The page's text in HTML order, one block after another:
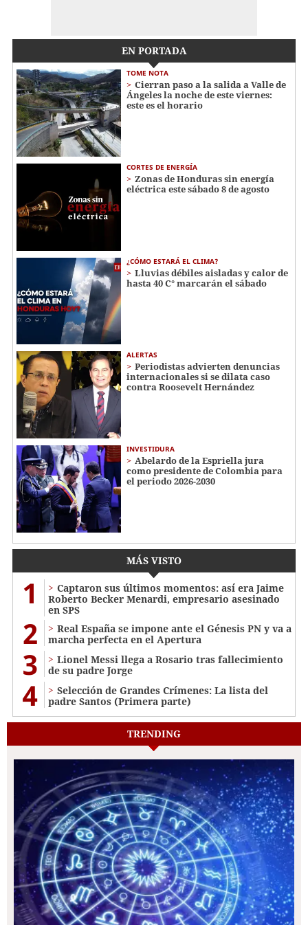
EN PORTADA
TOME NOTA
Cierran paso a la salida a Valle de
Ángeles la noche de este viernes:
este es el horario
CORTES DE ENERGÍA
Zonas de Honduras sin energía
eléctrica este sábado 8 de agosto
¿CÓMO ESTARÁ EL CLIMA?
Lluvias débiles aisladas y calor de
hasta 40 C° marcarán el sábado
ALERTAS
Periodistas advierten denuncias
internacionales si se dilata caso
contra Roosevelt Hernández
INVESTIDURA
Abelardo de la Espriella jura
como presidente de Colombia para
el periodo 2026-2030
MÁS VISTO
1
Captaron sus últimos momentos: así era Jaime
Roberto Becker Menardi​​​, empresario asesinado
en SPS
2
Real España se impone ante el Génesis PN y va a
marcha perfecta en el Apertura
3
Lionel Messi llega a Rosario tras fallecimiento
de su padre Jorge
4
Selección de Grandes Crímenes: La lista del
padre Santos (Primera parte)
TRENDING